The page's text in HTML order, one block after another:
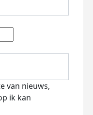
van nieuws,
ik kan